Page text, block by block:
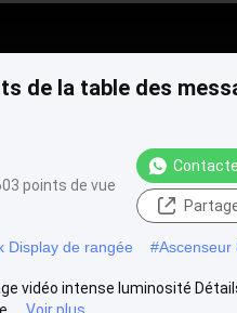
de la table des
points de vue
Display de rangée #Ascenseur
vidéo intense luminosité
Voir plus